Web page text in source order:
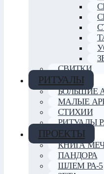
СВИТКИ
РИТУАЛЫ
БОЛЬШИЕ
МАЛЫЕ
СТИХИИ
РИТУАЛЫ
ПРОЕКТЫ
КНИГА
ПАНДОРА
ШЛЕМ РА-5